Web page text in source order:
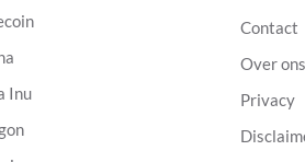
Inu
Contact
Over ons
Privacy